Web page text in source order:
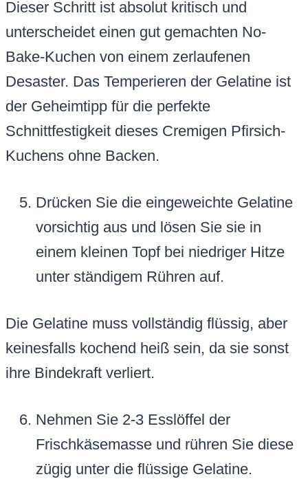
Dieser Schritt ist absolut kritisch und
unterscheidet einen gut gemachten No-
Bake-Kuchen von einem zerlaufenen
Desaster. Das Temperieren der Gelatine ist
der Geheimtipp für die perfekte
Schnittfestigkeit dieses Cremigen Pfirsich-
Kuchens ohne Backen.
Drücken Sie die eingeweichte Gelatine
vorsichtig aus und lösen Sie sie in
einem kleinen Topf bei niedriger Hitze
unter ständigem Rühren auf.
Die Gelatine muss vollständig flüssig, aber
keinesfalls kochend heiß sein, da sie sonst
ihre Bindekraft verliert.
Nehmen Sie 2-3 Esslöffel der
Frischkäsemasse und rühren Sie diese
zügig unter die flüssige Gelatine.